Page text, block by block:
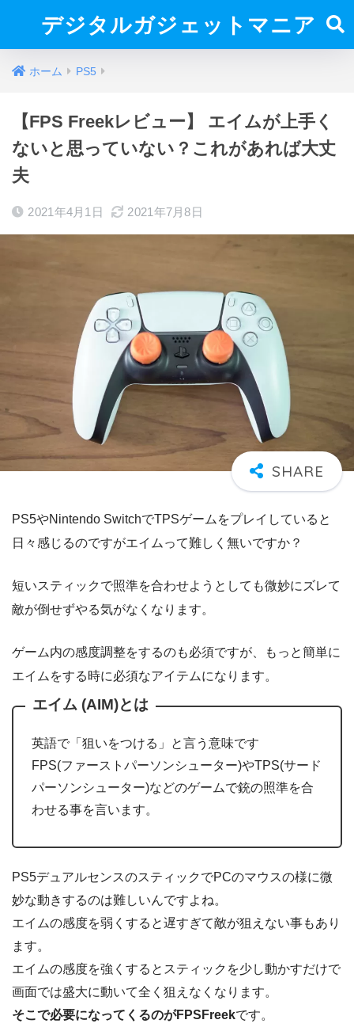
デジタルガジェットマニア
ホーム PS5
【FPS Freekレビュー】 エイムが上手く
ないと思っていない？これがあれば大丈
夫
2021年4月1日 2021年7月8日
PS5やNintendo SwitchでTPSゲームをプレイしていると
日々感じるのですがエイムって難しく無いですか？
短いスティックで照準を合わせようとしても微妙にズレて
敵が倒せずやる気がなくなります。
ゲーム内の感度調整をするのも必須ですが、もっと簡単に
エイムをする時に必須なアイテムになります。
エイム (AIM)とは
英語で「狙いをつける」と言う意味です
FPS(ファーストパーソンシューター)やTPS(サード
パーソンシューター)などのゲームで銃の照準を合
わせる事を言います。
PS5デュアルセンスのスティックでPCのマウスの様に微
妙な動きするのは難しいんですよね。
エイムの感度を弱くすると遅すぎて敵が狙えない事もあり
ます。
エイムの感度を強くするとスティックを少し動かすだけで
画面では盛大に動いて全く狙えなくなります。
そこで必要になってくるのがFPSFreekです。